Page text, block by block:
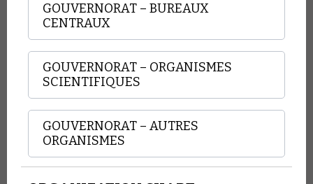
GOUVERNORAT – BUREAUX
CENTRAUX
GOUVERNORAT – ORGANISMES
SCIENTIFIQUES
GOUVERNORAT – AUTRES
ORGANISMES